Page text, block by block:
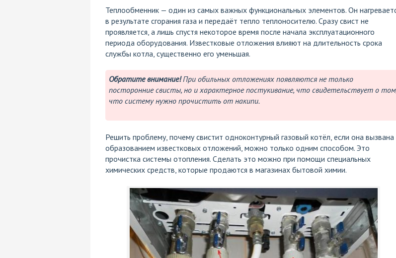
Теплообменник — один из самых важных функциональных элементов. Он
в результате сгорания газа и передаёт тепло теплоносителю. Сразу свист не
проявляется, а лишь спустя некоторое время после начала эксплуатационного
периода оборудования. Известковые отложения влияют на длительность срока
службы котла, существенно его уменьшая.
Обратите внимание!При обильных отложениях появляются не только
посторонние свисты, но и характерное постукивание, что свидетельствует о
что систему нужно прочистить от накипи.
Решить проблему, почему свистит одноконтурный газовый котёл, если она вызвана
образованием известковых отложений, можно только одним способом. Это
прочистка системы отопления. Сделать это можно при помощи специальных
химических средств, которые продаются в магазинах бытовой химии.